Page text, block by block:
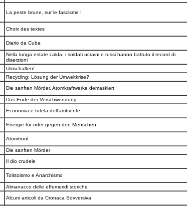
La peste brune, sur le fascisme I
Choix des textes
Diario da Cuba
Nella lunga estate calda, i soldati ucraini e russi hanno battuto il record di
diserzioni
Umschalten!
Recycling: Lösung der Umweltkrise?
Die sanften Mörder, Atomkraftwerke demaskiert
Das Ende der Verschwendung
Economia e tutela dell'ambiente
Energie für oder gegen den Menschen
Atomfront
Die sanften Mörder
Il dio crudele
Tolstoismo e Anarchismo
Almanacco delle effemeridi storiche
Alcuni articoli da Cronaca Sovversiva